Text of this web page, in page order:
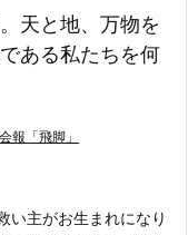
検索
天と地、万物を
ある私たちを何
報「飛脚」
い主がお生まれになり